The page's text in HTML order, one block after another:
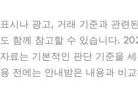
표시나 광고, 거래 기준과 관련
도 함께 참고할 수 있습니다.
자료는 기본적인 판단 기준을
용 전에는 안내받은 내용과 비